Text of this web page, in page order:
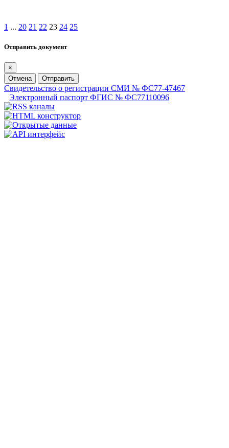
1 ... 20 21 22 23 24 25
Отправить документ
×
Отмена
Отправить
Свидетельство о регистрации СМИ № ФС77-47467
Электронный паспорт ФГИС № ФС77110096